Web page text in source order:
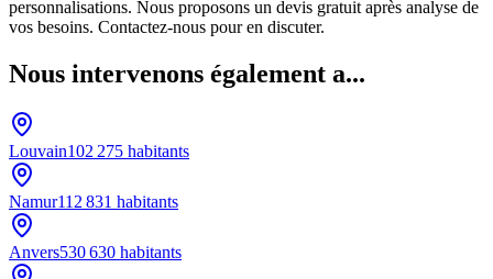
personnalisations. Nous proposons un devis gratuit après analyse de
vos besoins. Contactez-nous pour en discuter.
Nous intervenons également a...
Louvain102 275 habitants
Namur112 831 habitants
Anvers530 630 habitants